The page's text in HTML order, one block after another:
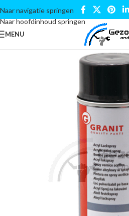
Naar navigatie springen
Naar hoofdinhoud springen
MENU